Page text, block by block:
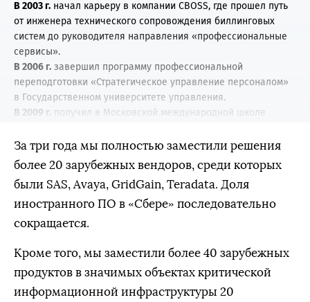
В 2003 г. начал карьеру в компании CBOSS, где прошел путь
от инженера технического сопровождения биллинговых
систем до руководителя направления «профессиональные
сервисы».
В 2006 г. завершил программу профессиональной
переподготовки «Стратегическое управление персоналом»
в Государственном университете управления.
В 2009 г. получил в Московской международной школе
специализации «телекоммуникации».
В 2010 г. перешел в группу компаний Yota на позицию
директора по развитию и программному управлению.
В 2013 г.начал работать в финансовом секторе.
В 2015 г.стал вице-президентом по информационным
технологиям объединенного банка «ФК Открытие».
по информационным технологиям ПАО « Ростелеком» и
вошел в состав правления компании.
В мае 2024 г.назначен старшим вице-президентом,
руководителем блока «Технологии» Сбербанка.
За три года мы полностью заместили решения
более 20 зарубежных вендоров, среди которых
были SAS, Avaya, GridGain, Teradata. Доля
иностранного ПО в «Сбере» последовательно
сокращается.
Кроме того, мы заместили более 40 зарубежных
продуктов в значимых объектах критической
информационной инфраструктуры 20